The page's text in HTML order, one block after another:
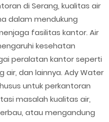
di Serang, kualitas air
dalam mendukung
fasilitas kantor. Air
kesehatan
peralatan kantor seperti
dan lainnya. Ady Water
untuk perkantoran
masalah kualitas air,
atau mengandung